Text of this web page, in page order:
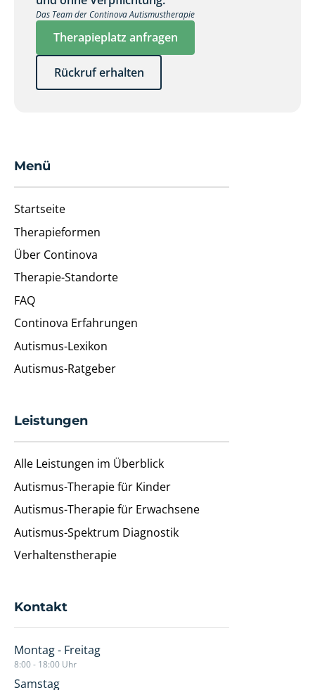
Das Team der Continova Autismustherapie
Therapieplatz anfragen
Rückruf erhalten
Menü
Startseite
Therapieformen
Über Continova
Therapie-Standorte
FAQ
Continova Erfahrungen
Autismus-Lexikon
Autismus-Ratgeber
Leistungen
Alle Leistungen im Überblick
Autismus-Therapie für Kinder
Autismus-Therapie für Erwachsene
Autismus-Spektrum Diagnostik
Verhaltenstherapie
Kontakt
Montag - Freitag
8:00 - 18:00 Uhr
Samstag